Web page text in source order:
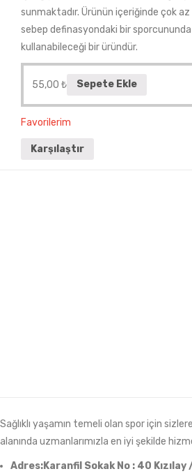
sunmaktadır. Ürünün içeriğinde çok az
sebep definasyondaki bir sporcununda
kullanabileceği bir üründür.
55,00 ₺ Sepete Ekle
Favorilerim
Karşılaştır
Sağlıklı yaşamın temeli olan spor için
alanında uzmanlarımızla en iyi şekilde
Adres:Karanfil Sokak No : 40 Kızılay